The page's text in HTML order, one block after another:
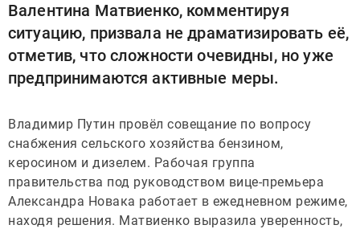
Валентина Матвиенко, комментируя
ситуацию, призвала не драматизировать её,
отметив, что сложности очевидны, но уже
предпринимаются активные меры.
Владимир Путин провёл совещание по вопросу
снабжения сельского хозяйства бензином,
керосином и дизелем. Рабочая группа
правительства под руководством вице-премьера
Александра Новака работает в ежедневном режиме,
находя решения. Матвиенко выразила уверенность,